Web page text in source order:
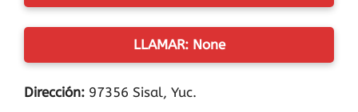
LLAMAR: None
Dirección: 97356 Sisal, Yuc.